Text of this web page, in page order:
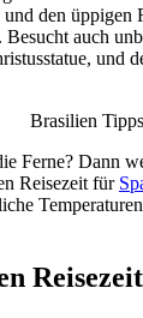
den üppigen
Besucht auch
und
Brasilien Tipps
Ferne? Dann
Reisezeit für
Reisezeit